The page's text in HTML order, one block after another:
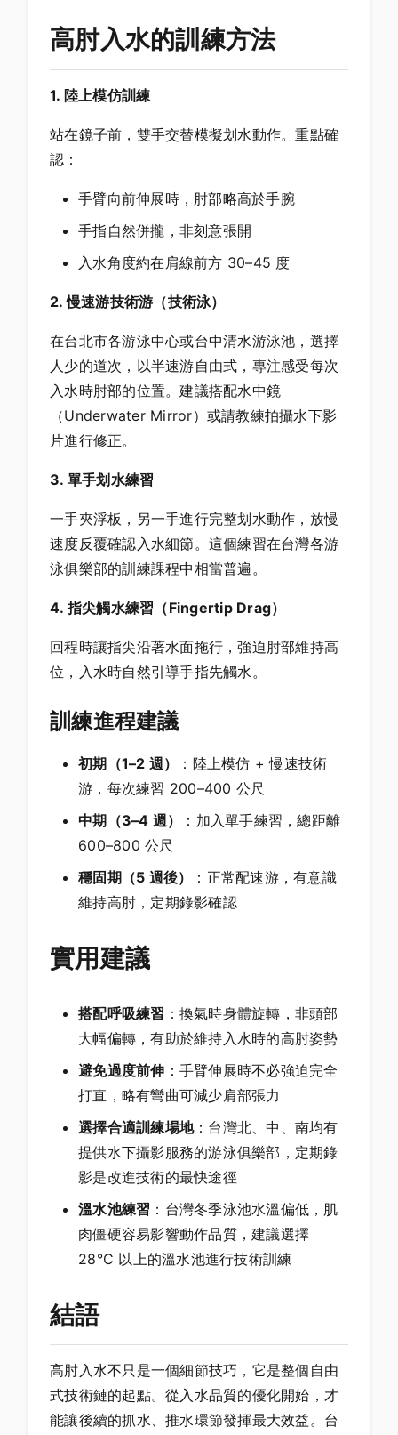
高肘入水的訓練方法
1. 陸上模仿訓練
站在鏡子前，雙手交替模擬划水動作。重點確
認：
手臂向前伸展時，肘部略高於手腕
手指自然併攏，非刻意張開
入水角度約在肩線前方 30–45 度
2. 慢速游技術游（技術泳）
在台北市各游泳中心或台中清水游泳池，選擇
人少的道次，以半速游自由式，專注感受每次
入水時肘部的位置。建議搭配水中鏡
（Underwater Mirror）或請教練拍攝水下影
片進行修正。
3. 單手划水練習
一手夾浮板，另一手進行完整划水動作，放慢
速度反覆確認入水細節。這個練習在台灣各游
泳俱樂部的訓練課程中相當普遍。
4. 指尖觸水練習（Fingertip Drag）
回程時讓指尖沿著水面拖行，強迫肘部維持高
位，入水時自然引導手指先觸水。
訓練進程建議
初期（1–2 週）
：陸上模仿 + 慢速技術
游，每次練習 200–400 公尺
中期（3–4 週）
：加入單手練習，總距離
600–800 公尺
穩固期（5 週後）
：正常配速游，有意識
維持高肘，定期錄影確認
實用建議
搭配呼吸練習 ：換氣時身體旋轉，非頭部
大幅偏轉，有助於維持入水時的高肘姿勢
避免過度前伸 ：手臂伸展時不必強迫完全
打直，略有彎曲可減少肩部張力
選擇合適訓練場地：台灣北、中、南均有
提供水下攝影服務的游泳俱樂部，定期錄
影是改進技術的最快途徑
溫水池練習 ：台灣冬季泳池水溫偏低，肌
肉僵硬容易影響動作品質，建議選擇
28°C 以上的溫水池進行技術訓練
結語
高肘入水不只是一個細節技巧，它是整個自由
式技術鏈的起點。從入水品質的優化開始，才
能讓後續的抓水、推水環節發揮最大效益。台